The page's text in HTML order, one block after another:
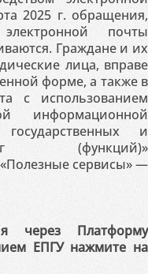
2025 г. обращения,
почты
Граждане и их
лица, вправе
форме, а также в
с использованием
информационной
и
(функций)»
сервисы» —
через Платформу
ЕПГУ нажмите на